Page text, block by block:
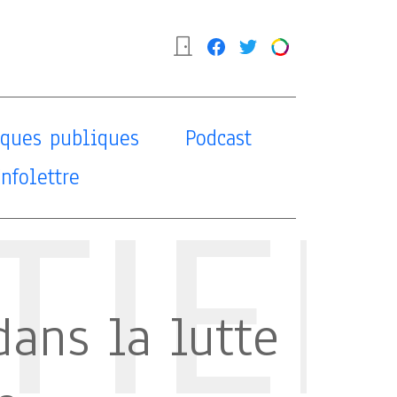
publiques
Podcast
la lutte